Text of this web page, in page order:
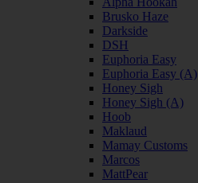
Brusko Haze
Darkside
DSH
Euphoria Easy
Euphoria Easy (А)
Honey Sigh
Honey Sigh (А)
Hoob
Maklaud
Mamay Customs
Marcos
MattPear